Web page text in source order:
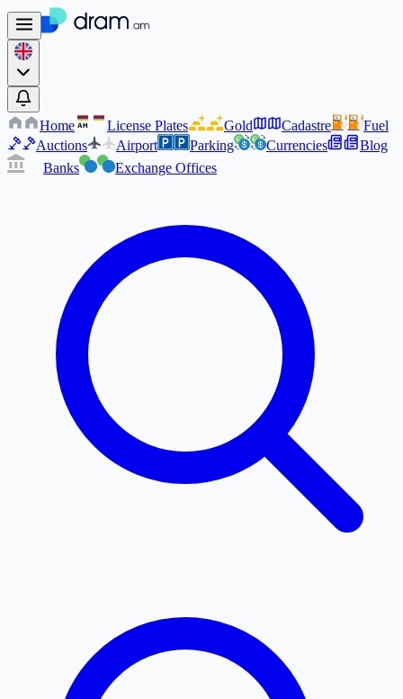
Home AM License Plates Gold Cadastre
Fuel
Auctions
Airport Parking Currencies
Blog
Banks
Exchange Offices